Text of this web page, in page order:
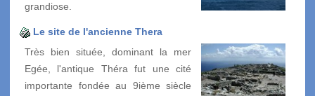
grandiose.
Le site de l'ancienne Thera
Très bien située, dominant la mer
Egée, l'antique Théra fut une cité
importante fondée au 9ième siècle